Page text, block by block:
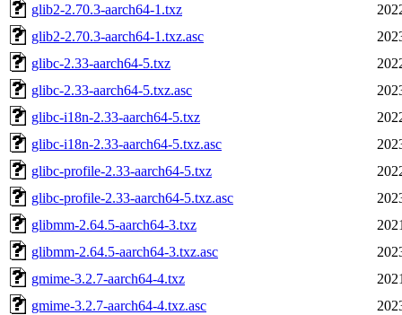
glib2-2.70.3-aarch64-1.txz
glib2-2.70.3-aarch64-1.txz.asc
glibc-2.33-aarch64-5.txz
glibc-2.33-aarch64-5.txz.asc
glibc-i18n-2.33-aarch64-5.txz
glibc-i18n-2.33-aarch64-5.txz.asc
glibc-profile-2.33-aarch64-5.txz
glibc-profile-2.33-aarch64-5.txz.asc
glibmm-2.64.5-aarch64-3.txz
glibmm-2.64.5-aarch64-3.txz.asc
gmime-3.2.7-aarch64-4.txz
gmime-3.2.7-aarch64-4.txz.asc